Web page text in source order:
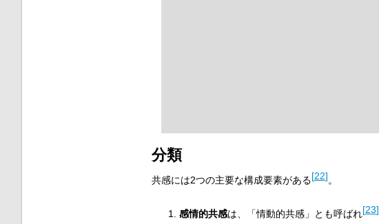
分類
共感には2つの主要な構成要素がある[22]。
感情的共感は、「情動的共感」とも呼ばれ[23]